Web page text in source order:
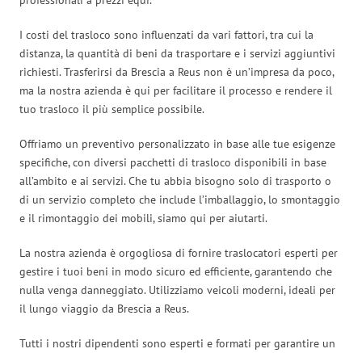
I costi del trasloco sono influenzati da vari fattori, tra cui la
distanza, la quantità di beni da trasportare e i servizi aggiuntivi
richiesti. Trasferirsi da Brescia a Reus non è un’impresa da poco,
ma la nostra azienda è qui per facilitare il processo e rendere il
tuo trasloco il più semplice possibile.
Offriamo un preventivo personalizzato in base alle tue esigenze
specifiche, con diversi pacchetti di trasloco disponibili in base
all’ambito e ai servizi. Che tu abbia bisogno solo di trasporto o
di un servizio completo che include l’imballaggio, lo smontaggio
e il rimontaggio dei mobili, siamo qui per aiutarti.
La nostra azienda è orgogliosa di fornire traslocatori esperti per
gestire i tuoi beni in modo sicuro ed efficiente, garantendo che
nulla venga danneggiato. Utilizziamo veicoli moderni, ideali per
il lungo viaggio da Brescia a Reus.
Tutti i nostri dipendenti sono esperti e formati per garantire un